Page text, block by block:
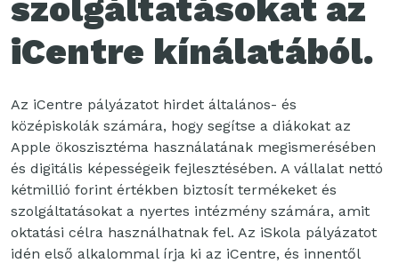
szolgáltatásokat az
iCentre kínálatából.
Az iCentre pályázatot hirdet általános- és
középiskolák számára, hogy segítse a diákokat az
Apple ökoszisztéma használatának megismerésében
és digitális képességeik fejlesztésében. A vállalat nettó
kétmillió forint értékben biztosít termékeket és
szolgáltatásokat a nyertes intézmény számára, amit
oktatási célra használhatnak fel. Az iSkola pályázatot
idén első alkalommal írja ki az iCentre, és innentől